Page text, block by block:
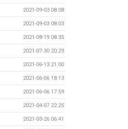
2021-09-03 08:08
2021-09-03 08:03
2021-08-19 08:35
2021-07-30 20:29
2021-06-13 21:00
2021-06-06 18:13
2021-06-06 17:59
2021-04-07 22:25
2021-03-26 06:41